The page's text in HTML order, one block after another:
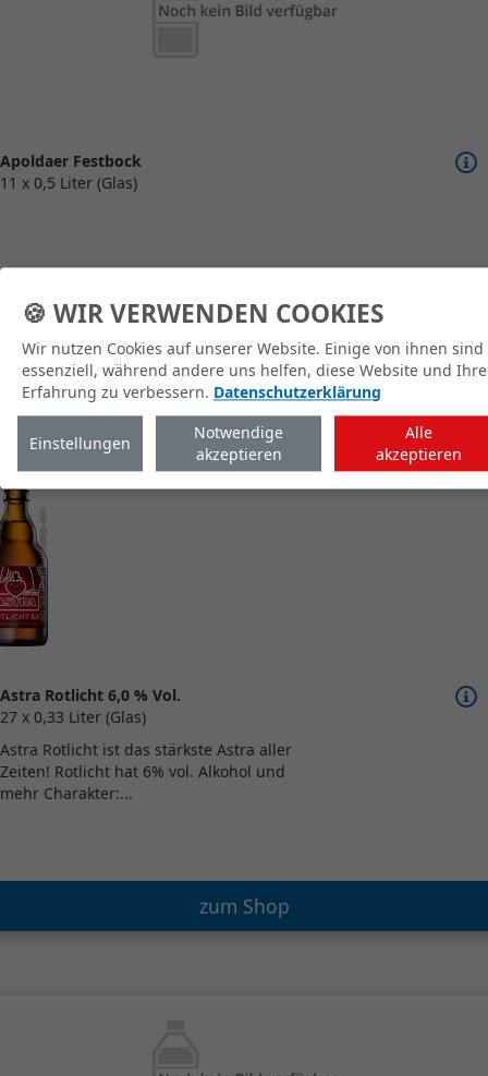
Apoldaer Festbock
11 x 0,5 Liter (Glas)
zum Shop
Astra Rotlicht 6,0 % Vol.
27 x 0,33 Liter (Glas)
Astra Rotlicht ist das stärkste Astra aller
Zeiten! Rotlicht hat 6% vol. Alkohol und
mehr Charakter:...
zum Shop
🍪 WIR VERWENDEN COOKIES
Wir nutzen Cookies auf unserer Website. Einige von ihnen sind
essenziell, während andere uns helfen, diese Website und Ihre
Erfahrung zu verbessern. Datenschutzerklärung
Einstellungen
Notwendige
akzeptieren
Alle
akzeptieren